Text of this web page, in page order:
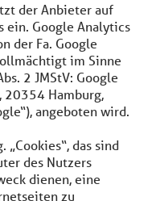
der Anbieter auf
ein. Google Analytics
der Fa. Google
im Sinne
2 JMStV: Google
20354 Hamburg,
angeboten wird.
das sind
des Nutzers
dienen, eine
zu